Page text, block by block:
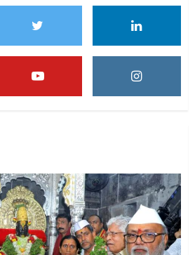
माऊलींच्या पादुकांना नीरा स्नान
माऊलींची पालखी खंडेरायाच्या जेजुरीत